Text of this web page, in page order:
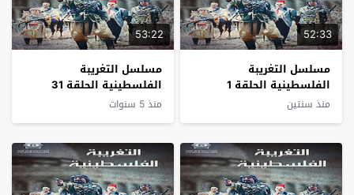
52:33
مسلسل التغريبة
الفلسطينية الحلقة 1
منذ سنتين
53:22
مسلسل التغريبة
الفلسطينية الحلقة 31
والأخيرة
منذ 5 سنوات